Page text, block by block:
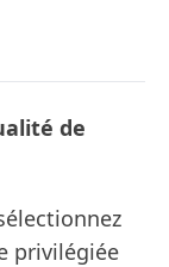
de
privilégiée